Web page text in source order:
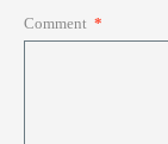
Comment *